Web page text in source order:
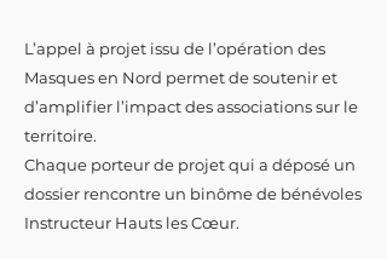
L’appel à projet issu de l’opération des
Masques en Nord permet de soutenir et
d’amplifier l’impact des associations sur le
territoire.
Chaque porteur de projet qui a déposé un
dossier rencontre un binôme de bénévoles
Instructeur Hauts les Cœur.